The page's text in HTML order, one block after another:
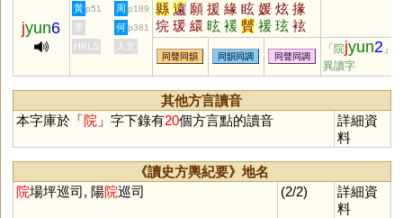
jyun6
黃 p51 周 p189 縣 遠 願 援 緣 眩 媛 炫 掾
垸 瑗 繯 昡 褑 贙 禐 玹 袨
眴 琄 衒 愿
李 何 p381
HKLS 人文
同聲同韻 同韻同調 同聲同調
「院jyun2 」
異讀字
其他方言讀音
本字庫於「院 」字下錄有20個方言點的讀音
詳細資
料
《讀史方輿紀要》地名
院場坪巡司, 陽院巡司 (2/2)
詳細資
料